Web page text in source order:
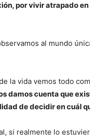
por vivir atrapado
al mundo
la vida vemos todo
damos cuenta que
de decidir en cuál
si realmente lo